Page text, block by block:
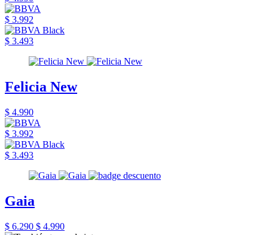
$ 3.992
$ 3.493
Felicia New
$ 4.990
$ 3.992
$ 3.493
Gaia
$ 6.290 $ 4.990